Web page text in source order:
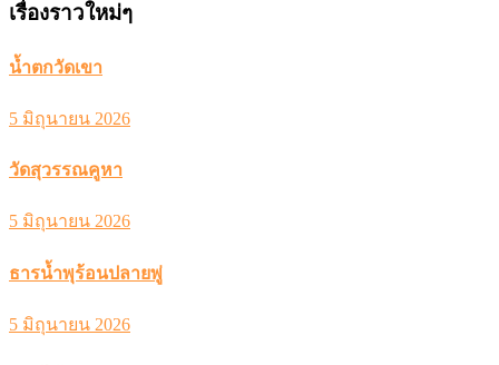
เรื่องราวใหม่ๆ
น้ำตกวัดเขา
5 มิถุนายน 2026
วัดสุวรรณคูหา
5 มิถุนายน 2026
ธารน้ำพุร้อนปลายพู่
5 มิถุนายน 2026